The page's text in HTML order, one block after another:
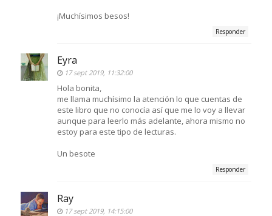
¡Muchísimos besos!
Responder
Eyra
17 sept 2019, 11:32:00
Hola bonita,
me llama muchísimo la atención lo que cuentas de
este libro que no conocía así que me lo voy a llevar
aunque para leerlo más adelante, ahora mismo no
estoy para este tipo de lecturas.
Un besote
Responder
Ray
17 sept 2019, 14:15:00